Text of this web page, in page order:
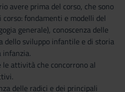
avere prima del corso, che sono
fondamenti e modelli del
generale), conoscenza delle
dello sviluppo infantile e di storia
infanzia.
attività che concorrono al
delle radici e dei principali